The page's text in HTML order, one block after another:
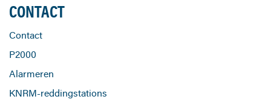
CONTACT
Contact
P2000
Alarmeren
KNRM-reddingstations